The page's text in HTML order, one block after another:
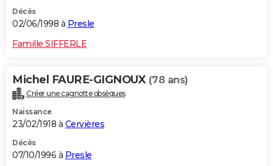
Décès
02/06/1998 à Presle
Famille SIFFERLE
Michel FAURE-GIGNOUX (78 ans)
Créer une cagnotte obsèques
Naissance
23/02/1918 à Cervières
Décès
07/10/1996 à Presle